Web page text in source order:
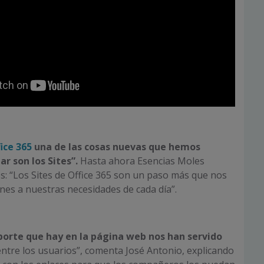
365 una de las cosas nuevas que hemos
son los Sites”. Hasta ahora Esencias Moles
“Los Sites de Office 365 son un paso más que nos
a nuestras necesidades de cada día”.
que hay en la página web nos han servido
los usuarios”, comenta José Antonio, explicando